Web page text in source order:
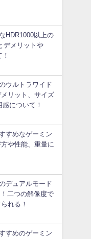
HDR1000以上の
デメリットや
ウルトラワイド
リット、サイズ
について！
すめなゲーミン
や性能、重量に
デュアルモード
二つの解像度で
れる！
すめのゲーミン